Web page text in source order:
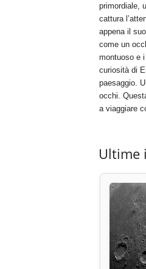
primordiale,
cattura
appena il
come un
montuoso e
curiosità di
paesaggio.
occhi.
a viaggiare
Ultime